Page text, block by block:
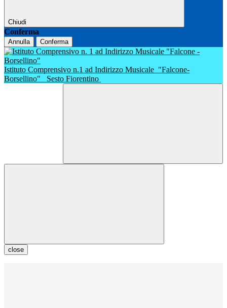
Chiudi
Conferma
Annulla Conferma
Istituto Comprensivo n.1 ad Indirizzo Musicale "Falcone-
Borsellino"
Sesto Fiorentino
close